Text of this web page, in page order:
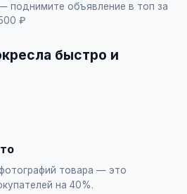
поднимите объявление в топ за
₽
быстро и
товара — это
на 40%.